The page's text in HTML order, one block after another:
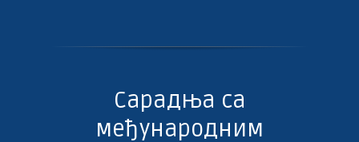
Сарадња са
међународним